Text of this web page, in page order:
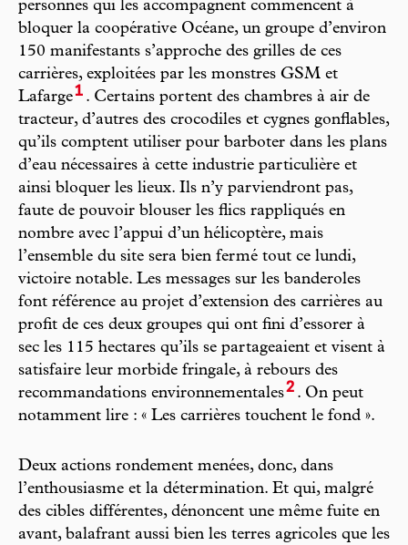
personnes qui les accompagnent commencent à
bloquer la coopérative Océane, un groupe d’environ
150 manifestants s’approche des grilles de ces
carrières, exploitées par les monstres GSM et
Lafarge1 . Certains portent des chambres à air de
tracteur, d’autres des crocodiles et cygnes gonflables,
qu’ils comptent utiliser pour barboter dans les plans
d’eau nécessaires à cette industrie particulière et
ainsi bloquer les lieux. Ils n’y parviendront pas,
faute de pouvoir blouser les flics rappliqués en
nombre avec l’appui d’un hélicoptère, mais
l’ensemble du site sera bien fermé tout ce lundi,
victoire notable. Les messages sur les banderoles
font référence au projet d’extension des carrières au
profit de ces deux groupes qui ont fini d’essorer à
sec les 115 hectares qu’ils se partageaient et visent à
satisfaire leur morbide fringale, à rebours des
recommandations environnementales2 . On peut
notamment lire : « Les carrières touchent le fond ».
Deux actions rondement menées, donc, dans
l’enthousiasme et la détermination. Et qui, malgré
des cibles différentes, dénoncent une même fuite en
avant, balafrant aussi bien les terres agricoles que les